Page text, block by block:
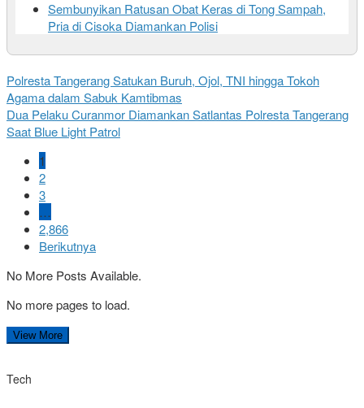
Sembunyikan Ratusan Obat Keras di Tong Sampah,
Pria di Cisoka Diamankan Polisi
Polresta Tangerang Satukan Buruh, Ojol, TNI hingga Tokoh
Agama dalam Sabuk Kamtibmas
Dua Pelaku Curanmor Diamankan Satlantas Polresta Tangerang
Saat Blue Light Patrol
1
2
3
…
2,866
Berikutnya
No More Posts Available.
No more pages to load.
View More
Tech